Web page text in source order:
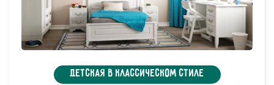
Детская в классическом стиле